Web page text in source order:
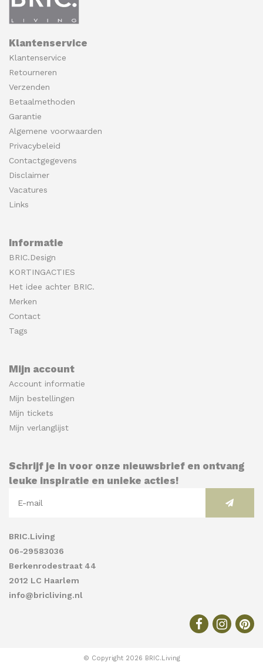
Klantenservice
Klantenservice
Retourneren
Verzenden
Betaalmethoden
Garantie
Algemene voorwaarden
Privacybeleid
Contactgegevens
Disclaimer
Vacatures
Links
Informatie
BRIC.Design
KORTINGACTIES
Het idee achter BRIC.
Merken
Contact
Tags
Mijn account
Account informatie
Mijn bestellingen
Mijn tickets
Mijn verlanglijst
Schrijf je in voor onze nieuwsbrief en ontvang
leuke inspiratie en unieke acties!
BRIC.Living
06-29583036
Berkenrodestraat 44
2012 LC Haarlem
info@bricliving.nl
© Copyright 2026 BRIC.Living